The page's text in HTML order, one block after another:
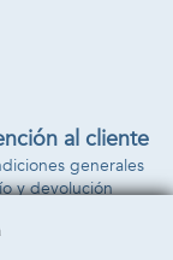
al cliente
generales
y devolución